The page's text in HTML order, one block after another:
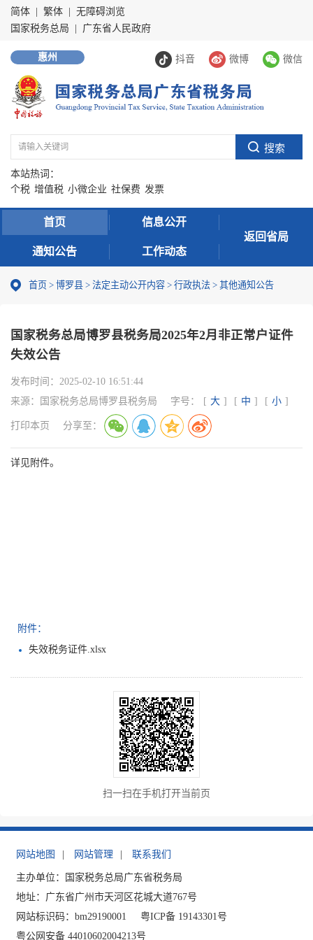
简体 繁体
无障碍浏览
国家税务总局
广东省人民政府
抖音 微博 微信
惠州
本站热词：
个税 增值税 小微企业 社保费 发票
首页 信息公开
通知公告 工作动态
返回省局
首页 > 博罗县 > 法定主动公开内容 > 行政执法 > 其他通知公告
国家税务总局博罗县税务局2025年2月非正常户证件
失效公告
发布时间： 2025-02-10 16:51:44
来源：
国家税务总局博罗县税务局 字号： [ 大 ] [ 中 ] [ 小 ]
打印本页 分享至：
详见附件。
附件：
失效税务证件.xlsx
扫一扫在手机打开当前页
网站地图 网站管理 联系我们
主办单位：国家税务总局广东省税务局
地址：广东省广州市天河区花城大道767号
网站标识码：bm29190001
粤ICP备 19143301号
粤公网安备 44010602004213号